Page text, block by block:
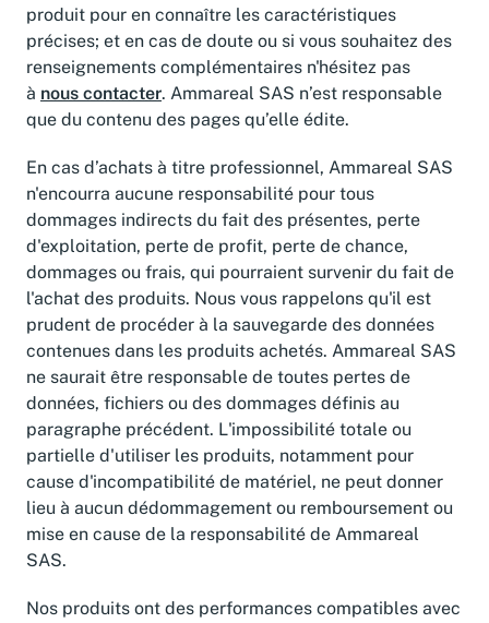
produit pour en connaître les caractéristiques
précises; et en cas de doute ou si vous souhaitez des
renseignements complémentaires n'hésitez pas
à nous contacter. Ammareal SAS n’est responsable
que du contenu des pages qu’elle édite.
En cas d’achats à titre professionnel, Ammareal SAS
n'encourra aucune responsabilité pour tous
dommages indirects du fait des présentes, perte
d'exploitation, perte de profit, perte de chance,
dommages ou frais, qui pourraient survenir du fait de
l'achat des produits. Nous vous rappelons qu'il est
prudent de procéder à la sauvegarde des données
contenues dans les produits achetés. Ammareal SAS
ne saurait être responsable de toutes pertes de
données, fichiers ou des dommages définis au
paragraphe précédent. L'impossibilité totale ou
partielle d'utiliser les produits, notamment pour
cause d'incompatibilité de matériel, ne peut donner
lieu à aucun dédommagement ou remboursement ou
mise en cause de la responsabilité de Ammareal
SAS.
Nos produits ont des performances compatibles avec